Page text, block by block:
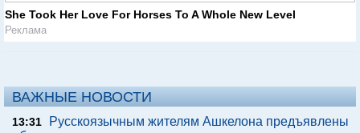
She Took Her Love For Horses To A Whole New Level
Реклама
ВАЖНЫЕ НОВОСТИ
13:31
Русскоязычным жителям Ашкелона предъявлены